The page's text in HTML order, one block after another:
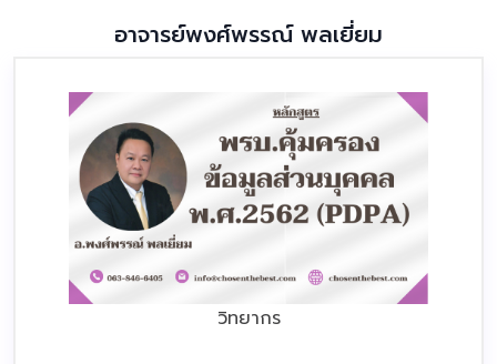
อาจารย์พงศ์พรรณ์ พลเยี่ยม
วิทยากร